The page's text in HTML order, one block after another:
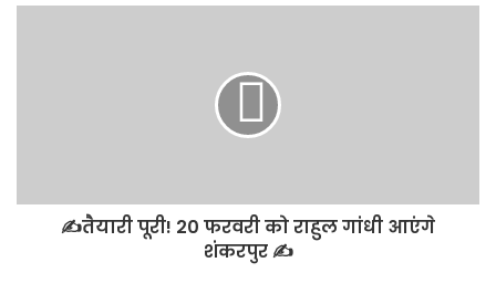
✍️तैयारी पूरी! 20 फरवरी को राहुल गांधी आएंगे
शंकरपुर ✍️